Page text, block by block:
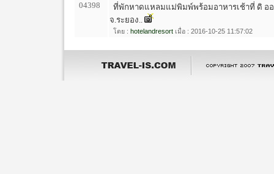
04398
ที่พักหาดแหลมแม่พิมพ์พร้อมอาหารเช้าที่ ดิ ออ
จ.ระยอง..
โดย : hotelandresort เมื่อ : 2016-10-25 11:57:02